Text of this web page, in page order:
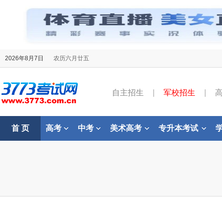
2026年8月7日 农历六月廿五
自主招生 军校招生
首 页 高考 中考 美术高考 专升本考试